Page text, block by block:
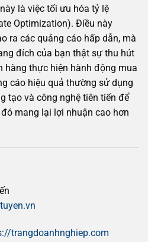
là việc tối ưu hóa tỷ lệ
Optimization). Điều này
ra các quảng cáo hấp dẫn, mà
đích của bạn thật sự thu hút
hàng thực hiện hành động mua
cáo hiệu quả thường sử dụng
tạo và công nghệ tiên tiến để
mang lại lợi nhuận cao hơn
trangdoanhnghiep.com